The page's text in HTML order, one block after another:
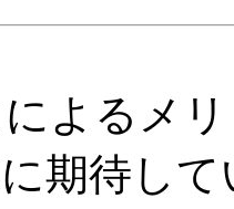
よるメ
期待し